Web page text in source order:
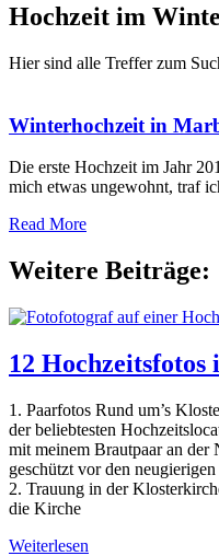
Hochzeit im
Hier sind alle Treffer zum
Winterhochzeit in
Die erste Hochzeit im Jahr
mich etwas ungewohnt, traf
Read More
Weitere Beiträge:
12
1. Paarfotos Rund um’s
der beliebtesten
mit meinem Brautpaar an
geschützt vor den
2. Trauung in der
die Kirche
Weiterlesen